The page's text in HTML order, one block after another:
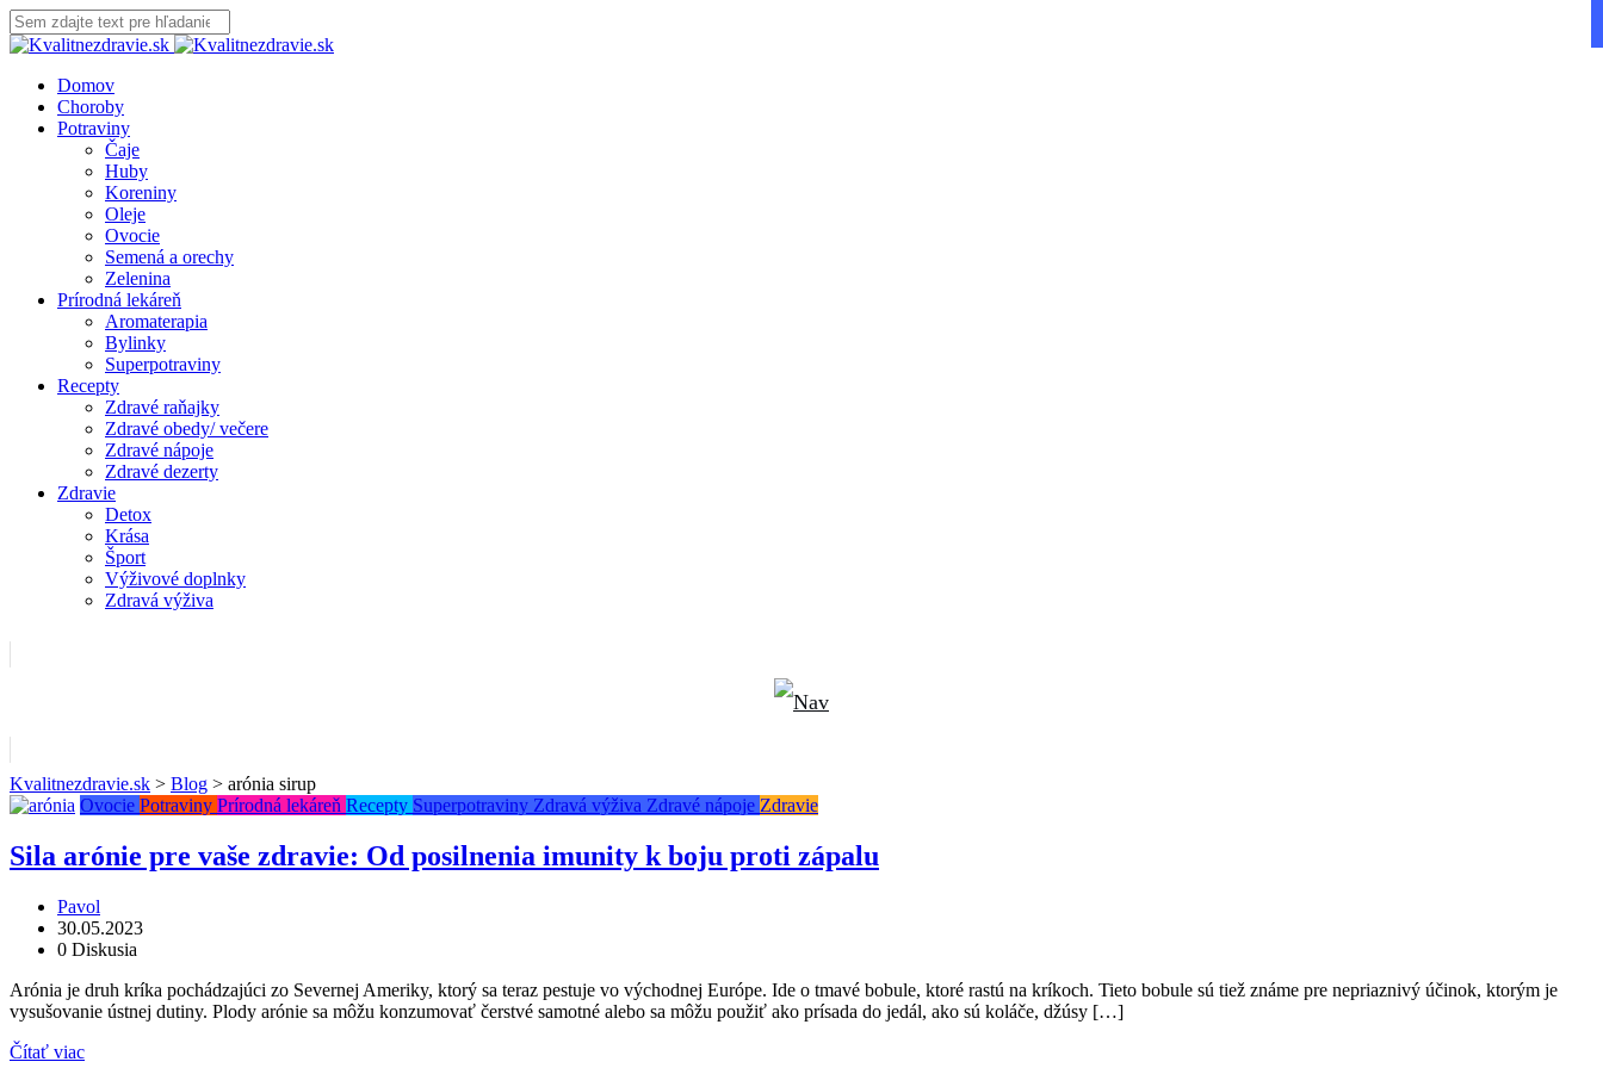
Domov
Choroby
Potraviny
Čaje
Huby
Koreniny
Oleje
Ovocie
Semená a orechy
Zelenina
Prírodná lekáreň
Aromaterapia
Bylinky
Superpotraviny
Recepty
Zdravé raňajky
Zdravé obedy/ večere
Zdravé nápoje
Zdravé dezerty
Zdravie
Detox
Krása
Šport
Výživové doplnky
Zdravá výživa
Kvalitnezdravie.sk > Blog > arónia sirup
Ovocie Potraviny Prírodná lekáreň Recepty Superpotraviny Zdravá výživa Zdravé nápoje Zdravie
Sila arónie pre vaše zdravie: Od posilnenia imunity k boju proti zápalu
Pavol
30.05.2023
0 Diskusia
Arónia je druh kríka pochádzajúci zo Severnej Ameriky, ktorý sa teraz pestuje vo východnej Európe. Ide o tmavé bobule, ktoré rastú na kríkoch. Tieto bobule sú tiež známe pre nepriaznivý účinok, ktorým je
vysušovanie ústnej dutiny. Plody arónie sa môžu konzumovať čerstvé samotné alebo sa môžu použiť ako prísada do jedál, ako sú koláče, džúsy […]
Čítať viac